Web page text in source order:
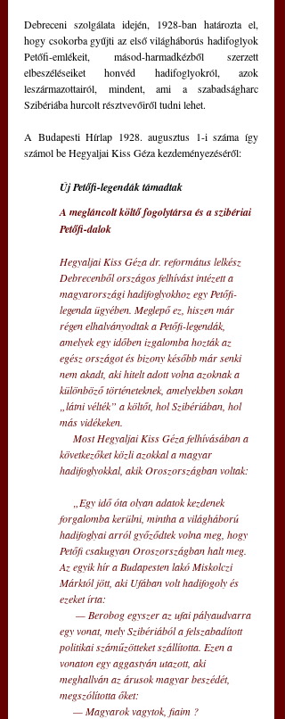
Debreceni szolgálata idején, 1928-ban határozta el,
hogy csokorba gyűjti az első világháborús hadifoglyok
Petőfi-emlékeit, másod-harmadkézből szerzett
elbeszéléseiket honvéd hadifoglyokról, azok
leszármazottairól, mindent, ami a szabadságharc
Szibériába hurcolt résztvevőiről tudni lehet.
A Budapesti Hírlap 1928. augusztus 1-i száma így
számol be Hegyaljai Kiss Géza kezdeményezéséről:
Új Petőfi-legendák támadtak
A megláncolt költő fogolytársa és a szibériai
Petőfi-dalok
Hegyaljai Kiss Géza dr. református lelkész
Debrecenből országos felhívást intézett a
magyarországi hadifoglyokhoz egy Petőfi-
legenda ügyében. Meglepő ez, hiszen már
régen elhalványodtak a Petőfi-legendák,
amelyek egy időben izgalomba hozták az
egész országot és bizony később már senki
nem akadt, aki hitelt adott volna azoknak a
különböző történeteknek, amelyekben sokan
„látni vélték” a költőt, hol Szibériában, hol
más vidékeken.
következőket közli azokkal a magyar
hadifoglyokkal, akik Oroszországban voltak:
forgalomba kerülni, mintha a világháború
hadifoglyai arról győződtek volna meg, hogy
Petőfi csakugyan Oroszországban halt meg.
Az egyik hír a Budapesten lakó Miskolczi
Márktól jött, aki Ufában volt hadifogoly és
ezeket írta:
egy vonat, mely Szibériából a felszabadított
politikai száműzötteket szállította. Ezen a
vonaton egy aggastyán utazott, aki
meghallván az árusok magyar beszédét,
megszólította őket:
     — Magyarok vagytok, fiaim ?